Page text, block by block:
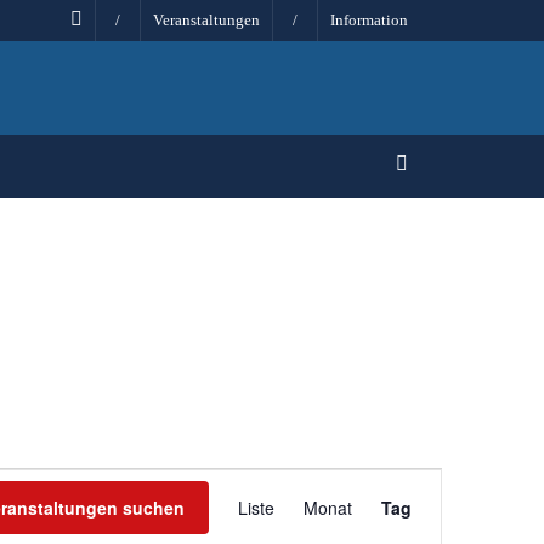
/ Veranstaltungen / Information
suchen
Ansichten-
Liste Monat Tag